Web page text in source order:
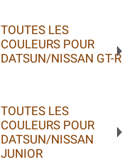
TOUTES LES
COULEURS POUR
DATSUN/NISSAN GT-R
TOUTES LES
COULEURS POUR
DATSUN/NISSAN
JUNIOR